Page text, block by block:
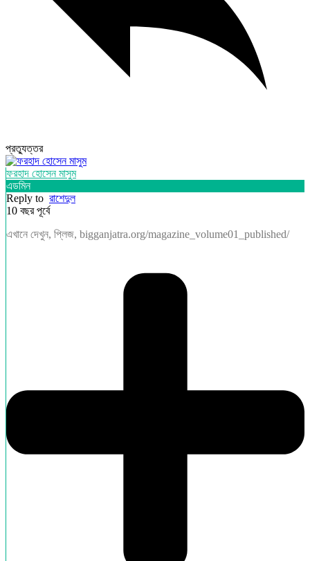
প্রত্যুত্তর
ফরহাদ হোসেন মাসুম
এডমিন
Reply to রাশেদুল
10 বছর পূর্বে
এখানে দেখুন, প্লিজ, bigganjatra.org/magazine_volume01_published/